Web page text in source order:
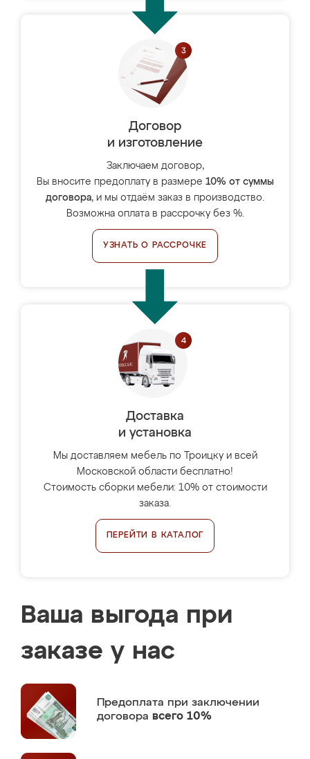
Договор
и изготовление
Заключаем договор,
Вы вносите предоплату в размере 10% от суммы
договора, и мы отдаём заказ в производство.
Возможна оплата в рассрочку без %.
УЗНАТЬ О РАССРОЧКЕ
Доставка
и установка
Мы доставляем мебель по Троицку и всей
Московской области бесплатно!
Стоимость сборки мебели: 10% от стоимости
заказа.
ПЕРЕЙТИ В КАТАЛОГ
Ваша выгода при
заказе у нас
Предоплата при заключении
договора всего 10%